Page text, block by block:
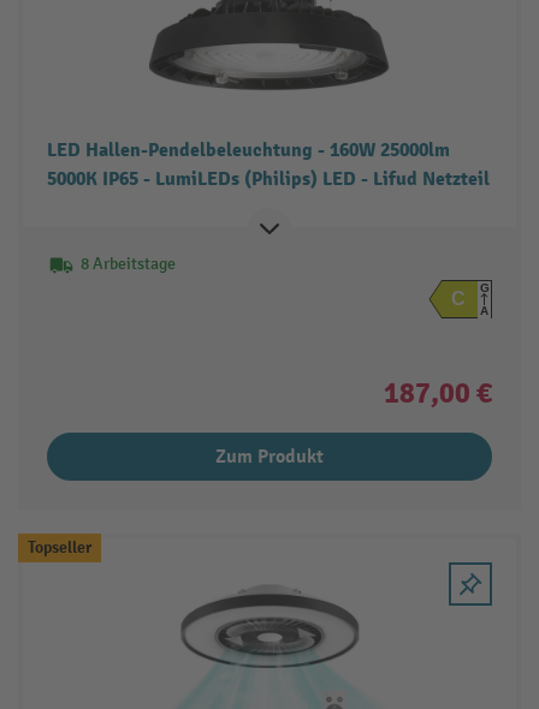
LED Hallen-Pendelbeleuchtung - 160W 25000lm
5000K IP65 - LumiLEDs (Philips) LED - Lifud Netzteil
8 Arbeitstage
C
G
A
187,00 €
Zum Produkt
Topseller